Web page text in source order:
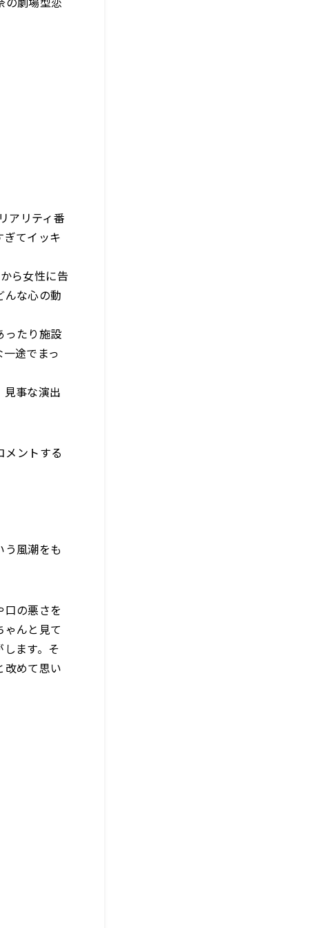
アリティ番
てイッキ
ら女性に告
んな心の動
ったり施設
途でまっ
事な演出
メントする
風潮をも
の悪さを
んと見て
ます。そ
改めて思い